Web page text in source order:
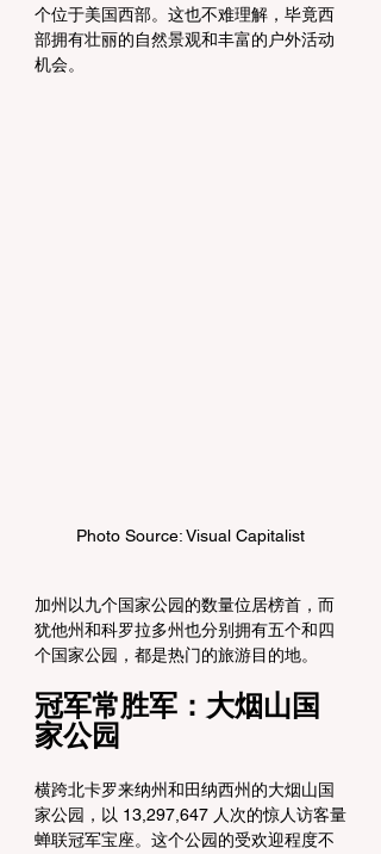
个位于美国西部。这也不难理解，毕竟西
部拥有壮丽的自然景观和丰富的户外活动
机会。
Photo Source: Visual Capitalist
加州以九个国家公园的数量位居榜首，而
犹他州和科罗拉多州也分别拥有五个和四
个国家公园，都是热门的旅游目的地。
冠军常胜军：大烟山国
家公园
横跨北卡罗来纳州和田纳西州的大烟山国
家公园，以 13,297,647 人次的惊人访客量
蝉联冠军宝座。这个公园的受欢迎程度不